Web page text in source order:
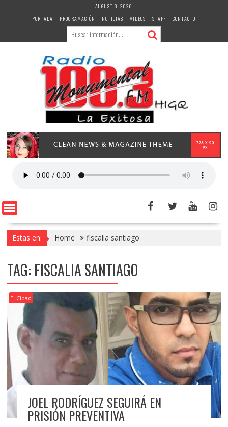
AUGUST 8, 2026
PORTADA
PROGRAMACIÓN NOTICIAS VIDEOS STAFF CONTACTO
Estas en: Home fiscalia santiago
TAG: FISCALIA SANTIAGO
El Cibao
JOEL RODRÍGUEZ SEGUIRÁ EN
PRISIÓN PREVENTIVA